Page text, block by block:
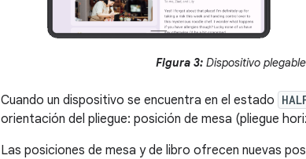
Figura 3:Dispositivo
Cuando un dispositivo se encuentra en el estado
orientación del pliegue: posición de mesa (pliegue
Las posiciones de mesa y de libro ofrecen nuevas